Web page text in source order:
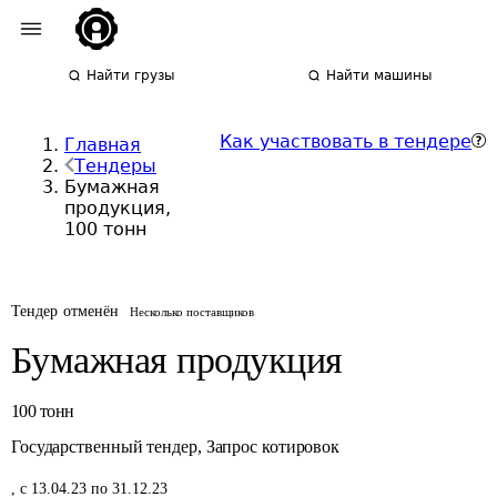
Найти грузы Найти машины
Главная
Тендеры
Бумажная
продукция,
100 тонн
Как участвовать в тендере
Тендер отменён Несколько поставщиков
Бумажная продукция
100 тонн
Государственный тендер, Запрос котировок
, с 13.04.23 по 31.12.23